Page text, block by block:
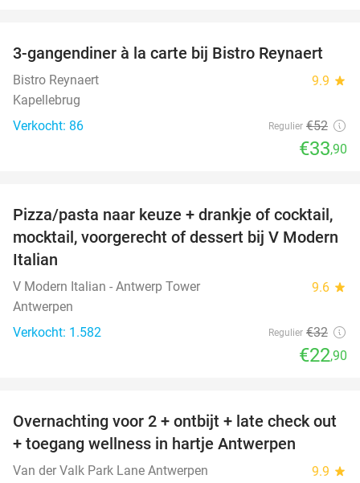
35%
3-gangendiner à la carte bij Bistro Reynaert
Bistro Reynaert 9.9 star
Kapellebrug
Verkocht: 86
Regulier €52
€33,90
28%
Pizza/pasta naar keuze + drankje of cocktail,
mocktail, voorgerecht of dessert bij V Modern
Italian
V Modern Italian - Antwerp Tower 9.6 star
Antwerpen
Verkocht: 1.582
Regulier €32
€22,90
59%
Overnachting voor 2 + ontbijt + late check out
+ toegang wellness in hartje Antwerpen
Van der Valk Park Lane Antwerpen 9.9 star